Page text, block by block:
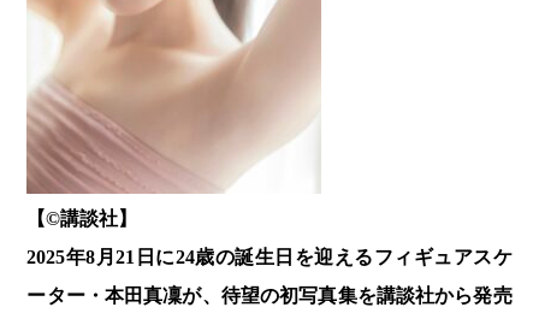
【©️講談社】
2025年8月21日に24歳の誕生日を迎えるフィギュアスケ
ーター・本田真凜が、待望の初写真集を講談社から発売